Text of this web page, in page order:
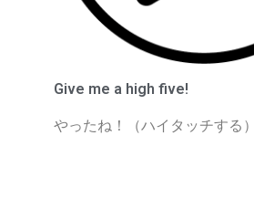
Give me a high five!
やったね！（ハイタッチする）